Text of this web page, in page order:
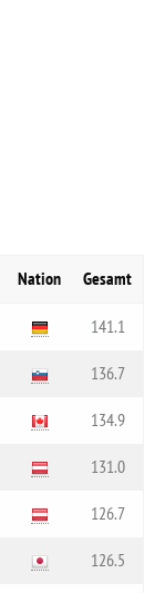
Nation Gesamt
141.1
136.7
134.9
131.0
126.7
126.5